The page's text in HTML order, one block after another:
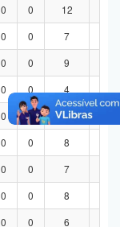
0 0 12
0 0 7
0 0 9
0 0 4
0 0 5
0 0 8
0 0 7
0 0 8
0 0 6